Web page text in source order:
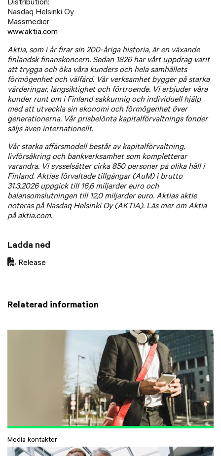
Distribution:
Nasdaq Helsinki Oy
Massmedier
www.aktia.com
Aktia, som i år firar sin 200-åriga historia, är en växande
finländsk finanskoncern. Sedan 1826 har vårt uppdrag varit
att trygga och öka våra kunders och hela samhällets
förmögenhet och välfärd. Vår verksamhet bygger på starka
värderingar, långsiktighet och förtroende. Vi erbjuder våra
kunder runt om i Finland sakkunnig och individuell hjälp
med att utveckla sin ekonomi och förmögenhet över
generationerna. Vår prisbelönta kapitalförvaltnings fonder
säljs även internationellt.
Vår starka affärsmodell består av kapitalförvaltning,
livförsäkring och bankverksamhet som kompletterar
varandra. Vi sysselsätter cirka 850 personer på olika håll i
Finland. Aktias förvaltade tillgångar (AuM) i brutto
31.3.2026 uppgick till 16,6 miljarder euro och
balansomslutningen till 12,0 miljarder euro. Aktias aktie
noteras på Nasdaq Helsinki Oy (AKTIA). Läs mer om Aktia
på aktia.com.
Ladda ned
Release
Relaterad information
Media kontakter